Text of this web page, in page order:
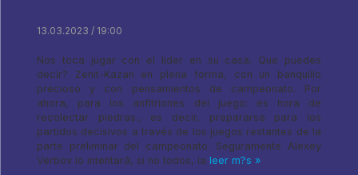
13.03.2023 / 19:00
Nos toca jugar con el líder en su casa. Que puedes
decir? Zenit-Kazan en plena forma, con un banquillo
precioso y con pensamientos de campeonato. Por
ahora, para los anfitriones del juego: es hora de
recolectar piedras., es decir, prepararse para los
partidos decisivos a través de los juegos restantes de la
parte preliminar del campeonato. Seguramente Alexey
Verbov lo intentará, si no todos, la leer m?s »